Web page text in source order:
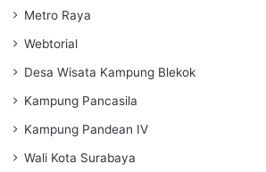
Metro Raya
Webtorial
Desa Wisata Kampung Blekok
Kampung Pancasila
Kampung Pandean IV
Wali Kota Surabaya